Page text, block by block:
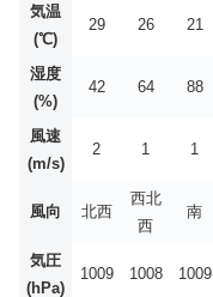
気温
(℃)
29 26 21
湿度
(%)
42 64 88
風速
(m/s)
2 1 1
風向 北西
西北
西
南
気圧
(hPa)
1009 1008 1009